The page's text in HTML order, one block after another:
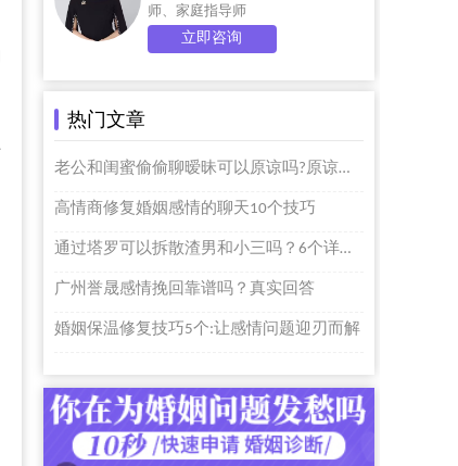
师、家庭指导师
立即咨询
热门文章
老公和闺蜜偷偷聊暧昧可以原谅吗?原谅个屁啊
高情商修复婚姻感情的聊天10个技巧
通过塔罗可以拆散渣男和小三吗？6个详细步骤的
广州誉晟感情挽回靠谱吗？真实回答
婚姻保温修复技巧5个:让感情问题迎刃而解